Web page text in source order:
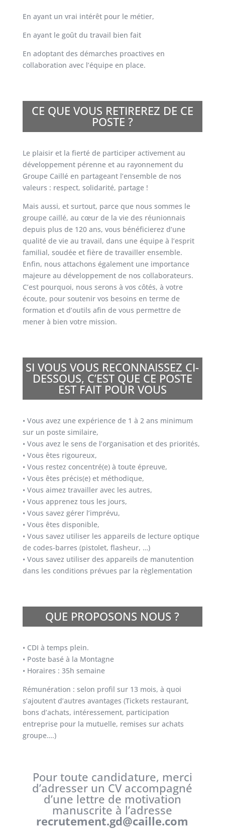
En ayant un vrai intérêt pour le métier,
En ayant le goût du travail bien fait
En adoptant des démarches proactives en
collaboration avec l’équipe en place.
CE QUE VOUS RETIREREZ DE CE
POSTE ?
Le plaisir et la fierté de participer activement au
développement pérenne et au rayonnement du
Groupe Caillé en partageant l’ensemble de nos
valeurs : respect, solidarité, partage !
Mais aussi, et surtout, parce que nous sommes le
groupe caillé, au cœur de la vie des réunionnais
depuis plus de 120 ans, vous bénéficierez d’une
qualité de vie au travail, dans une équipe à l’esprit
familial, soudée et fière de travailler ensemble.
Enfin, nous attachons également une importance
majeure au développement de nos collaborateurs.
C’est pourquoi, nous serons à vos côtés, à votre
écoute, pour soutenir vos besoins en terme de
formation et d’outils afin de vous permettre de
mener à bien votre mission.
SI VOUS VOUS RECONNAISSEZ CI-
DESSOUS, C’EST QUE CE POSTE
EST FAIT POUR VOUS
• Vous avez une expérience de 1 à 2 ans minimum
sur un poste similaire,
• Vous avez le sens de l’organisation et des priorités,
• Vous êtes rigoureux,
• Vous restez concentré(e) à toute épreuve,
• Vous êtes précis(e) et méthodique,
• Vous aimez travailler avec les autres,
• Vous apprenez tous les jours,
• Vous savez gérer l’imprévu,
• Vous êtes disponible,
• Vous savez utiliser les appareils de lecture optique
de codes-barres (pistolet, flasheur, …)
• Vous savez utiliser des appareils de manutention
dans les conditions prévues par la règlementation
QUE PROPOSONS NOUS ?
• CDI à temps plein.
• Poste basé à la Montagne
• Horaires : 35h semaine
Rémunération : selon profil sur 13 mois, à quoi
s’ajoutent d’autres avantages (Tickets restaurant,
bons d’achats, intéressement, participation
entreprise pour la mutuelle, remises sur achats
groupe….)
Pour toute candidature, merci
d’adresser un CV accompagné
d’une lettre de motivation
manuscrite à l’adresse
recrutement.gd@caille.com